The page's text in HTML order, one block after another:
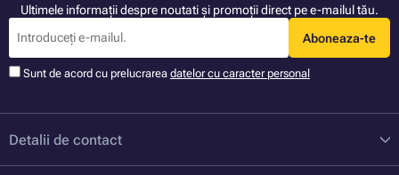
Ultimele informații despre noutati și promoții direct pe e-mailul tău.
Aboneaza-te
Sunt de acord cu prelucrarea datelor cu caracter personal
Detalii de contact